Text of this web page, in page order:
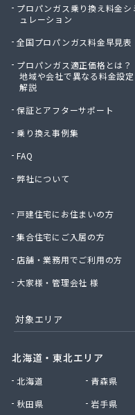
(株)會田工業
蒲原燃料住宅設備(株)
蒲原燃料住宅設備(株
環境装備(株) 筑波事
関口商店
関商店
関彰商事(株) 古河
関東エア・ウォータ
関野商店
丸高商事(株)
丸木屋商店
岩井ガス(株)
岩井農業協同組合
岩瀬設備工業(株)
菊地商店
菊地商店
吉久商店
プロパンガス乗り換え料金シ
ュレーション
全国プロパンガス料金早見表
プロパンガス適正価格とは？
地域や会社で異なる料金設
解説
保証とアフターサポート
乗り換え事例集
FAQ
弊社について
戸建住宅にお住まいの方
集合住宅にご入居の方
店舗・業務用でご利用の方
大家様・管理会社 様
対象エリア
北海道・東北エリア
北海道
青森県
秋田県
岩手県